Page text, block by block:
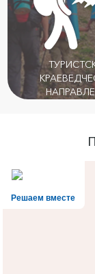
Решаем вместе